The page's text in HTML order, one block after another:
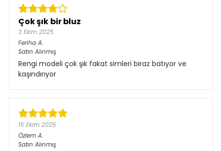
Çok şık bir bluz
3 Ekim 2025
Feriha A.
Satın Alınmış
Rengi modeli çok şık fakat simleri biraz batıyor ve
kaşındırıyor
15 Ekim 2025
Özlem A.
Satın Alınmış